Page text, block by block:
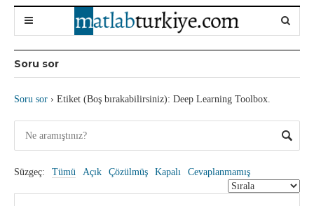
Soru sor
Soru sor › Etiket (Boş bırakabilirsiniz): Deep Learning Toolbox.
Süzgeç: Tümü Açık Çözülmüş Kapalı Cevaplanmamış